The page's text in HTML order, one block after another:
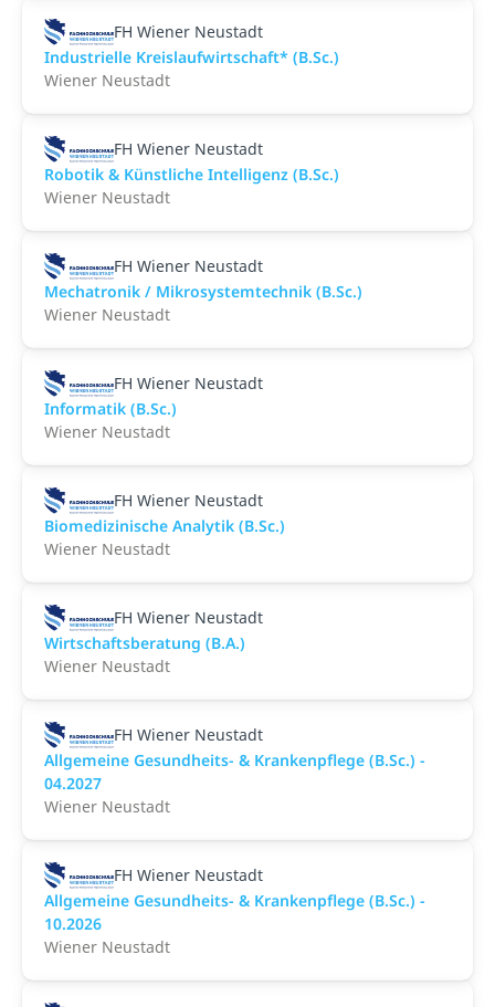
FH Wiener Neustadt
Industrielle Kreislaufwirtschaft* (B.Sc.)
Wiener Neustadt
FH Wiener Neustadt
Robotik & Künstliche Intelligenz (B.Sc.)
Wiener Neustadt
FH Wiener Neustadt
Mechatronik / Mikrosystemtechnik (B.Sc.)
Wiener Neustadt
FH Wiener Neustadt
Informatik (B.Sc.)
Wiener Neustadt
FH Wiener Neustadt
Biomedizinische Analytik (B.Sc.)
Wiener Neustadt
FH Wiener Neustadt
Wirtschaftsberatung (B.A.)
Wiener Neustadt
FH Wiener Neustadt
Allgemeine Gesundheits- & Krankenpflege (B.Sc.) -
04.2027
Wiener Neustadt
FH Wiener Neustadt
Allgemeine Gesundheits- & Krankenpflege (B.Sc.) -
10.2026
Wiener Neustadt